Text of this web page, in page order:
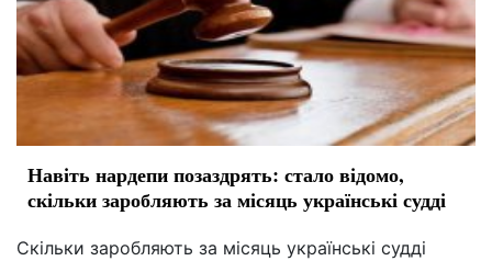
Навіть нардепи позаздрять: стало відомо,
скільки заробляють за місяць українські судді
Скільки заробляють за місяць українські судді